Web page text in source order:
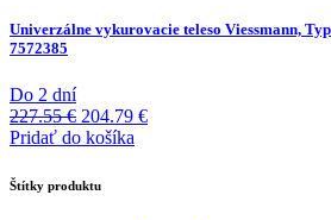
Univerzálne vykurovacie teleso Viessmann,
7572385
Do 2 dní
227.55€ Pôvodná
cena
227.55 €.
204.79 €Aktuálna
Pridať do košíka
Štítky produktu